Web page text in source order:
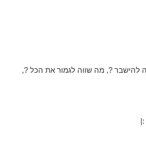
להישבר ?, מה שווה לגמור את הכל ?,
:|